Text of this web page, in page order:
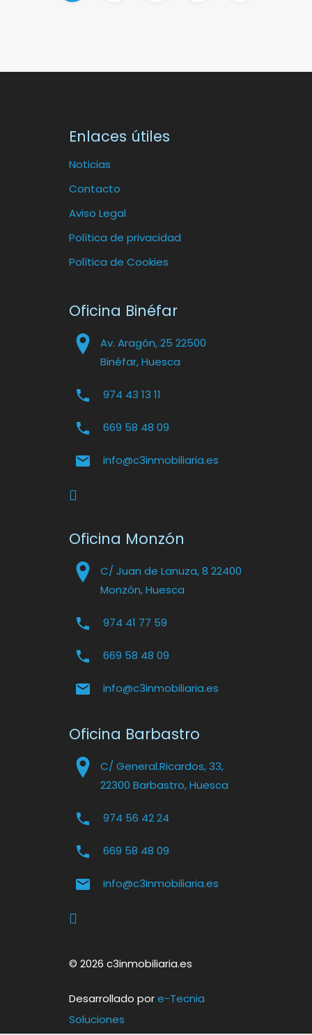
Enlaces útiles
Noticias
Contacto
Aviso Legal
Política de privacidad
Política de Cookies
Oficina Binéfar
Av. Aragón, 25 22500
Binéfar, Huesca
974 43 13 11
669 58 48 09
info@c3inmobiliaria.es
Oficina Monzón
C/ Juan de Lanuza, 8 22400
Monzón, Huesca
974 41 77 59
669 58 48 09
info@c3inmobiliaria.es
Oficina Barbastro
C/ General.Ricardos, 33,
22300 Barbastro, Huesca
974 56 42 24
669 58 48 09
info@c3inmobiliaria.es
© 2026 c3inmobiliaria.es
Desarrollado pore-Tecnia
Soluciones